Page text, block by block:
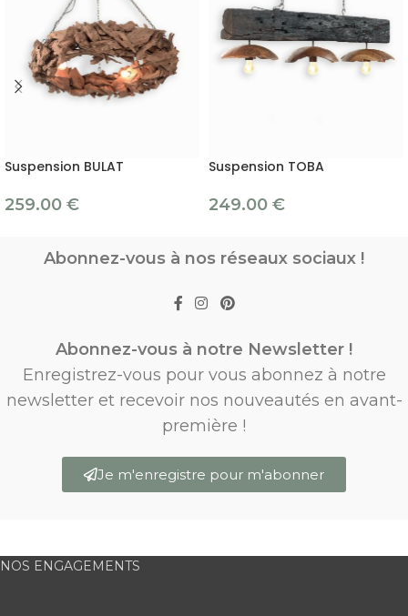
Suspension BULAT
259.00 €
Suspension TOBA
249.00 €
Abonnez-vous à nos réseaux sociaux !
Abonnez-vous à notre Newsletter !
Enregistrez-vous pour vous abonnez à notre
newsletter et recevoir nos nouveautés en avant-
première !
Je m'enregistre pour m'abonner
NOS ENGAGEMENTS